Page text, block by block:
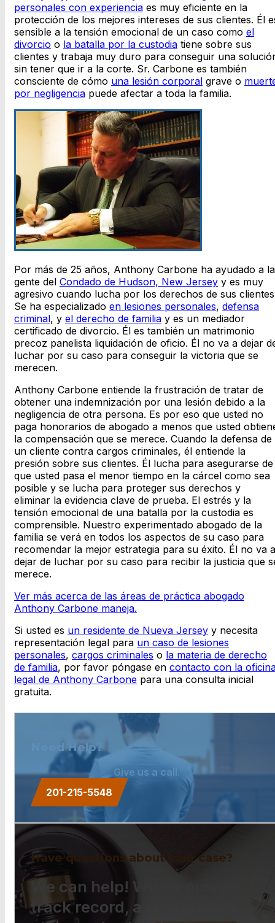
personales con experiencia es muy eficiente en la
protección de los mejores intereses de sus clientes. Él
sensible a la tensión emocional de un caso como el
divorcio o la batalla por la custodia tiene sobre sus
clientes y trabaja muy duro para conseguir una
sin tener que ir a la corte. Sr. Carbone es también
consciente de cómo una lesión corporal grave o
por negligencia puede afectar a toda la familia.
Por más de 25 años, Anthony Carbone ha ayudado a la
gente del Condado de Hudson, New Jersey y es muy
agresivo cuando lucha por los derechos de sus
Se ha especializado en lesiones personales, defensa
criminal, y el derecho de familia y es un mediador
certificado de divorcio. Él es también un matrimonio
precoz panelista liquidación de oficio. Él no va a dejar
luchar por su caso para conseguir la victoria que se
merecen.
Anthony Carbone entiende la frustración de tratar de
obtener una indemnización por una lesión debido a la
negligencia de otra persona. Es por eso que usted no
paga honorarios de abogado a menos que usted
la compensación que se merece. Cuando la defensa de
un cliente contra cargos criminales, él entiende la
presión sobre sus clientes. Él lucha para asegurarse de
que usted pasa el menor tiempo en la cárcel como sea
posible y se lucha para proteger sus derechos y
eliminar la evidencia clave de prueba. El estrés y la
tensión emocional de una batalla por la custodia es
comprensible. Nuestro experimentado abogado de la
familia se verá en todos los aspectos de su caso para
recomendar la mejor estrategia para su éxito. Él no va a
dejar de luchar por su caso para recibir la justicia que
merece.
Ver más acerca de las áreas de práctica abogado
Anthony Carbone maneja.
Si usted es un residente de Nueva Jersey y necesita
representación legal para un caso de lesiones
personales, cargos criminales o la materia de derecho
de familia, por favor póngase en contacto con la
legal de Anthony Carbone para una consulta inicial
gratuita.
Need Help?
Give us a call.
201-215-5548
Have questions about your case?
We can help! With a proven
track record, a strong work